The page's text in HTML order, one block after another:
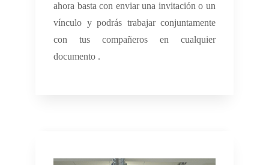
ahora basta con enviar una invitación o un
vínculo y podrás trabajar conjuntamente
con tus compañeros en cualquier
documento .